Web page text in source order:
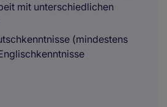
mit unterschiedlichen
(mindestens